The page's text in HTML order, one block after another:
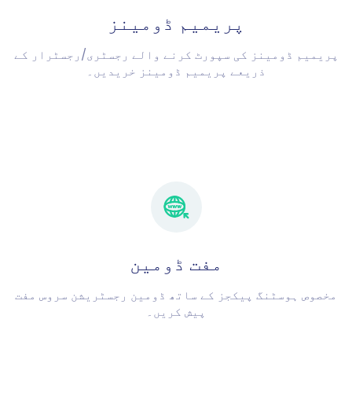
پریمیم ڈومینز
پریمیم ڈومینز کی سپورٹ کرنے والے رجسٹری/رجسٹرار کے
ذریعے پریمیم ڈومینز خریدیں۔
مفت ڈومین
مخصوص ہوسٹنگ پیکجز کے ساتھ ڈومین رجسٹریشن سروس مفت
پیش کریں۔